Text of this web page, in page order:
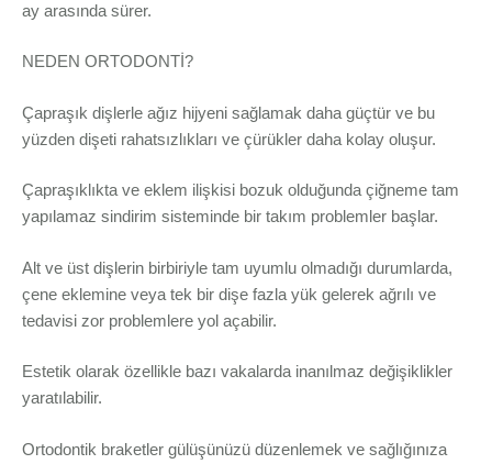
ay arasında sürer.
NEDEN ORTODONTİ?
Çapraşık dişlerle ağız hijyeni sağlamak daha güçtür ve bu
yüzden dişeti rahatsızlıkları ve çürükler daha kolay oluşur.
Çapraşıklıkta ve eklem ilişkisi bozuk olduğunda çiğneme tam
yapılamaz sindirim sisteminde bir takım problemler başlar.
Alt ve üst dişlerin birbiriyle tam uyumlu olmadığı durumlarda,
çene eklemine veya tek bir dişe fazla yük gelerek ağrılı ve
tedavisi zor problemlere yol açabilir.
Estetik olarak özellikle bazı vakalarda inanılmaz değişiklikler
yaratılabilir.
Ortodontik braketler gülüşünüzü düzenlemek ve sağlığınıza